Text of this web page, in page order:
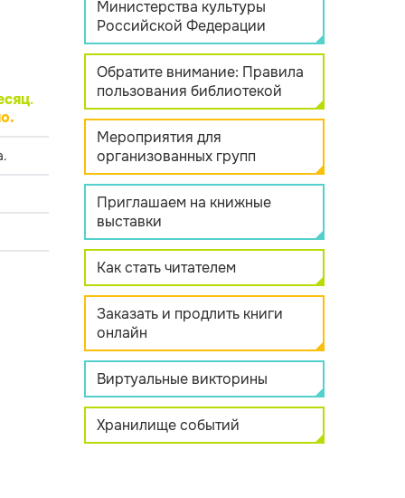
.
Министерства культуры
Российской Федерации
Обратите внимание: Правила
пользования библиотекой
Мероприятия для
организованных групп
Приглашаем на книжные
выставки
Как стать читателем
Заказать и продлить книги
онлайн
Виртуальные викторины
Хранилище событий